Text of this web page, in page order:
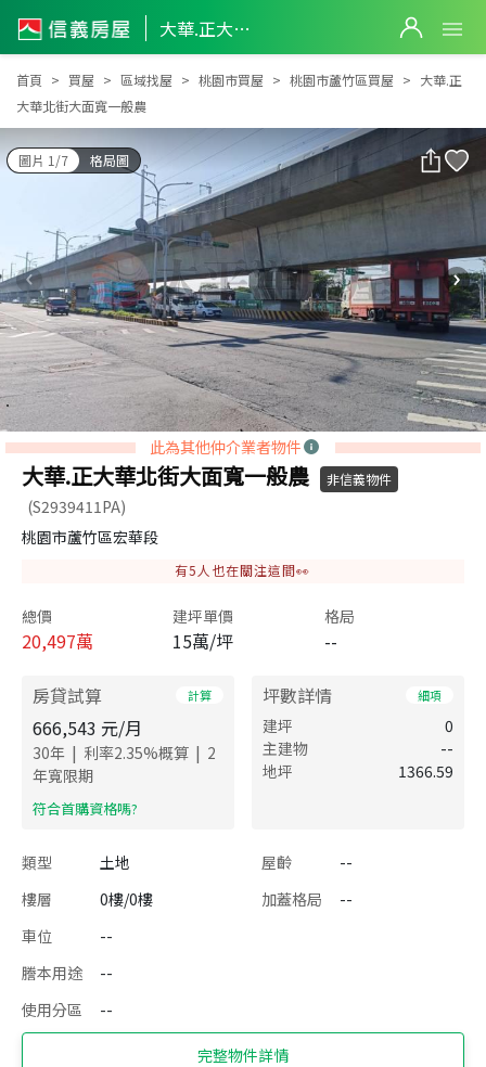
大華.正大華北街大面寬一般農
大華.正大華北街大面寬一般農
首頁 買屋 區域找屋 桃園市買屋 桃園市蘆竹區買屋
大華.正
大華北街大面寬一般農
圖片 1/7 格局圖
此為其他仲介業者物件
大華.正大華北街大面寬一般農 非信義物件
(S2939411PA)
桃園市蘆竹區宏華段
有5 人也在關注這間👀
總價
20,497萬
建坪單價
15萬/坪
格局
--
房貸試算 計算
666,543 元/月
30年 | 利率2.35%概算 | 2
年寬限期
​符合首購資格嗎?
坪數詳情 細項
建坪
0
主建物
--
地坪
1366.59
類型 土地 屋齡
--
樓層
0樓/0樓 加蓋格局
--
車位
--
謄本用途
--
使用分區
--
完整物件詳情